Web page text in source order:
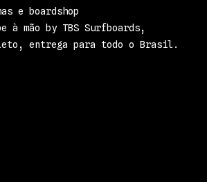
e boardshop
à mão by TBS Surfboards,
entrega para todo o Brasil.